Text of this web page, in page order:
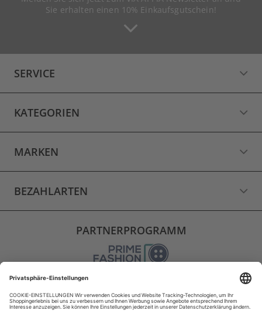
Sie erhalten einen 10% Einkaufsgutschein!
SERVICE
KATEGORIEN
MARKEN
BEZAHLARTEN
PARTNERPROGRAMM